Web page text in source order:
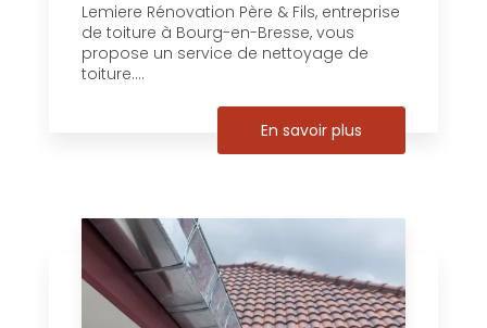
Lemiere Rénovation Père & Fils, entreprise
de toiture à Bourg-en-Bresse, vous
propose un service de nettoyage de
toiture....
En savoir plus